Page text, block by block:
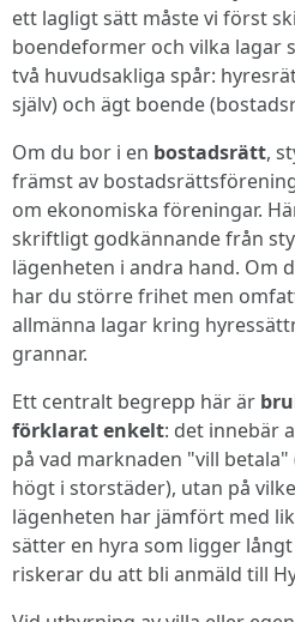
ett lagligt sätt måste vi först
boendeformer och vilka lagar
två huvudsakliga spår:
själv) och ägt boende
Om du bor i en bostadsrätt,
främst av
om ekonomiska föreningar.
skriftligt godkännande från
lägenheten i andra hand. Om
har du större frihet men
allmänna lagar kring
grannar.
Ett centralt begrepp här är
förklarat enkelt: det innebär
på vad marknaden "vill
högt i storstäder), utan på
lägenheten har jämfört med
sätter en hyra som ligger
riskerar du att bli anmäld till